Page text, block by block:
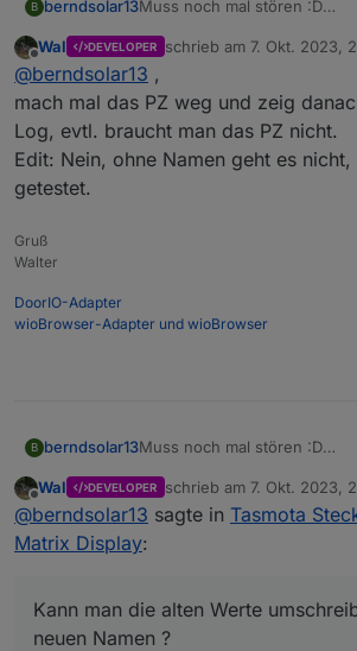
B berndsolar13Muss noch mal stören :D
Entität im Sonoff Adapter
Bedeutet, es schreibt jetzt
alt =
durch den Zusatz "PZ" heißt
nun
neu =
Kann man die alten Werte
neuen Namen ?
Offline
Wal DEVELOPER schrieb am 7. Okt. 2023,
zuletzt editiert von Wal
@berndsolar13 ,
mach mal das PZ weg und zeig
Log, evtl. braucht man das PZ nicht.
Edit: Nein, ohne Namen geht es
getestet.
Gruß
Walter
DoorIO-Adapter
wioBrowser-Adapter und wioBrowser
B berndsolar13Muss noch mal stören :D
Entität im Sonoff Adapter
Bedeutet, es schreibt jetzt
alt =
neu =
Kann man die alten Werte
neuen Namen ?
Offline
Wal DEVELOPER schrieb am 7. Okt. 2023,
zuletzt editiert von
@berndsolar13 sagte in Tasmota
Matrix Display:
Kann man die alten Werte
neuen Namen ?